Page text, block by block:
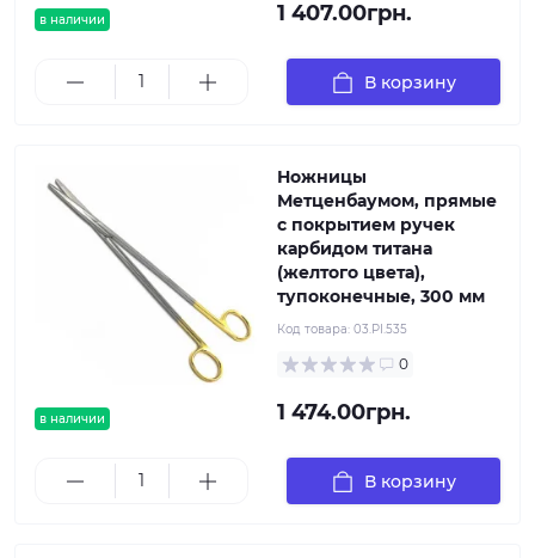
в наличии 1 407.00грн.
В корзину
в наличии
Ножницы
Метценбаумом, прямые
с покрытием ручек
карбидом титана
(желтого цвета),
тупоконечные, 300 мм
Код товара: 03.PI.535
0
1 474.00грн.
В корзину